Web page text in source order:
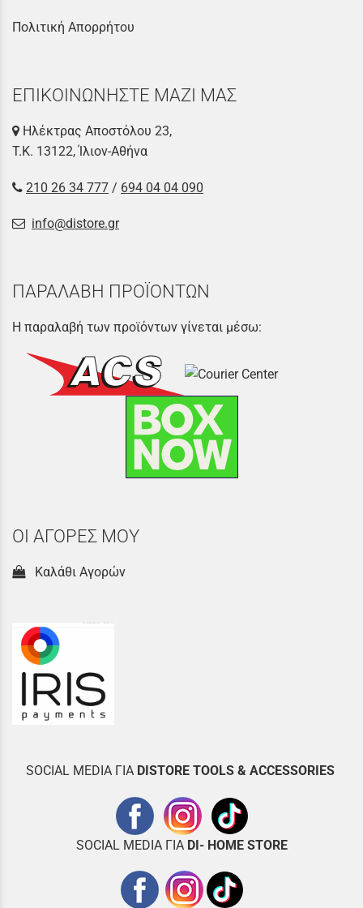
Πολιτική Απορρήτου
ΕΠΙΚΟΙΝΩΝΗΣΤΕ ΜΑΖΙ ΜΑΣ
Ηλέκτρας Αποστόλου 23,
Τ.Κ. 13122, Ίλιον-Αθήνα
210 26 34 777 / 694 04 04 090
info@distore.gr
ΠΑΡΑΛΑΒΗ ΠΡΟΪΟΝΤΩΝ
Η παραλαβή των προϊόντων γίνεται μέσω:
ΟΙ ΑΓΟΡΕΣ ΜΟΥ
Καλάθι Αγορών
SOCIAL MEDIA ΓΙΑ DISTORE TOOLS & ACCESSORIES
SOCIAL MEDIA ΓΙΑ DI- HOME STORE